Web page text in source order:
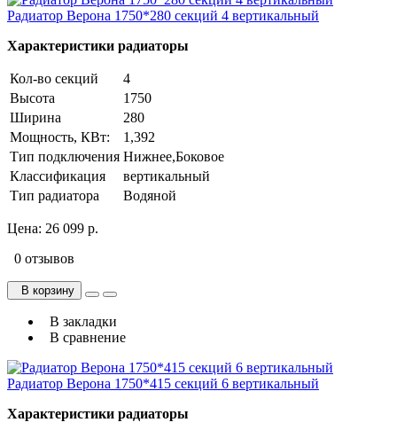
Радиатор Верона 1750*280 секций 4 вертикальный
Характеристики радиаторы
Кол-во секций
4
Высота
1750
Ширина
280
Мощность, КВт:
1,392
Тип подключения Нижнее,Боковое
Классификация
вертикальный
Тип радиатора
Водяной
Цена: 26 099 р.
0 отзывов
В корзину
В закладки
В сравнение
Радиатор Верона 1750*415 секций 6 вертикальный
Характеристики радиаторы